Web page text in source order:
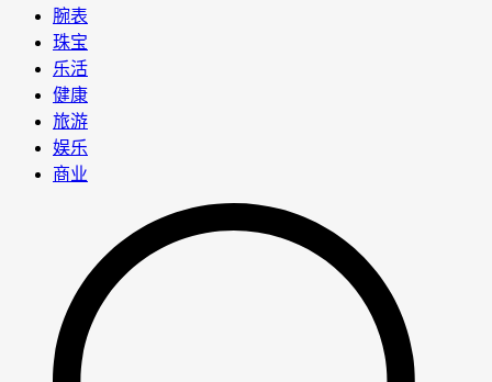
腕表
珠宝
乐活
健康
旅游
娱乐
商业